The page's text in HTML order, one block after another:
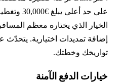
على حد أعلى يبلغ
تمديدات اختيارية. يتحدّث عرض
وخطتك.
الدفع الآمنة